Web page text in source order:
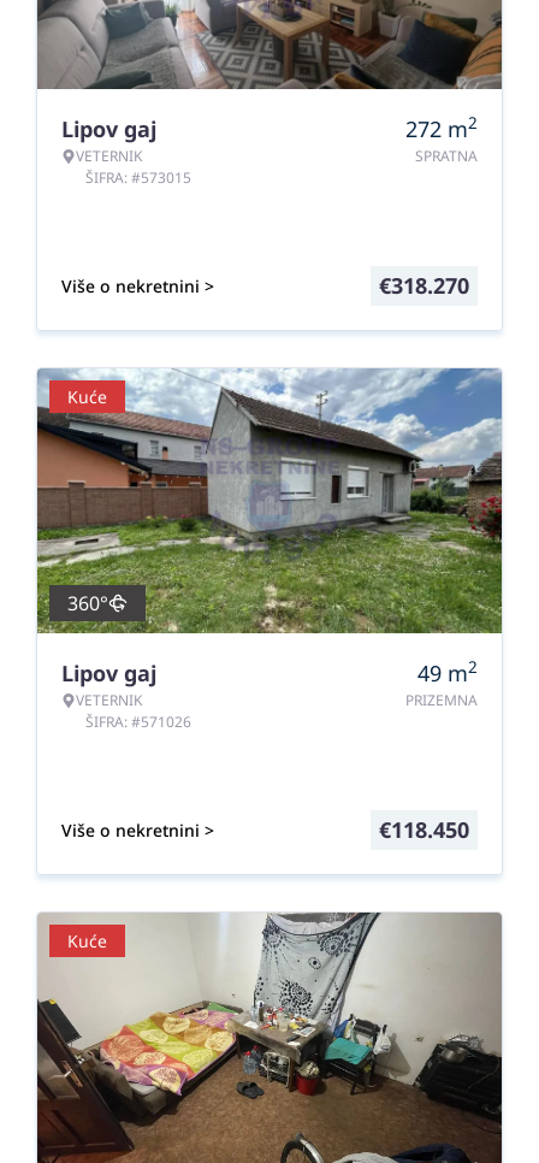
Lipov gaj
VETERNIK
ŠIFRA: #573015
272 m2
SPRATNA
Više o nekretnini > €318.270
Kuće
360°
Lipov gaj
VETERNIK
ŠIFRA: #571026
49 m2
PRIZEMNA
Više o nekretnini > €118.450
Kuće